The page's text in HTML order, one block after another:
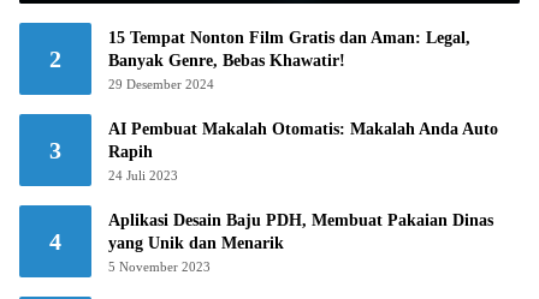
2
15 Tempat Nonton Film Gratis dan Aman: Legal,
Banyak Genre, Bebas Khawatir!
29 Desember 2024
3
AI Pembuat Makalah Otomatis: Makalah Anda Auto
Rapih
24 Juli 2023
4
Aplikasi Desain Baju PDH, Membuat Pakaian Dinas
yang Unik dan Menarik
5 November 2023